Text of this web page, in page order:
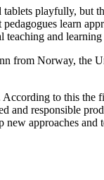
playfully, but
learn
teaching and learning
from Norway,
to this
responsible
approaches